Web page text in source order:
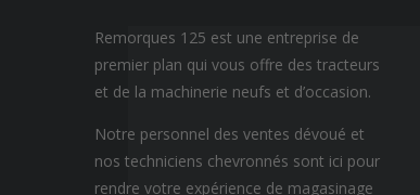
Remorques 125 est une entreprise de
premier plan qui vous offre des tracteurs
et de la machinerie neufs et d’occasion.
Notre personnel des ventes dévoué et
nos techniciens chevronnés sont ici pour
rendre votre expérience de magasinage